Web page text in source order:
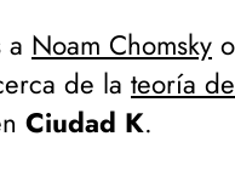
a Noam Chomsky o
de la teoría
Ciudad K.